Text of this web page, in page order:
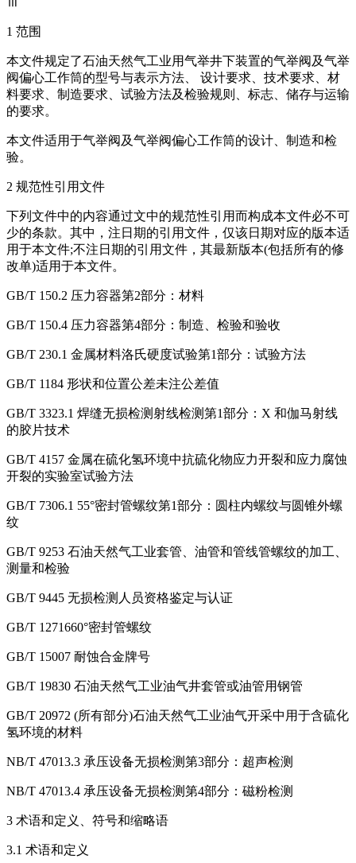
1 范围
本文件规定了石油天然气工业用气举井下装置的气举阀及气举
阀偏心工作筒的型号与表示方法、 设计要求、技术要求、材
料要求、制造要求、试验方法及检验规则、标志、储存与运输
的要求。
本文件适用于气举阀及气举阀偏心工作筒的设计、制造和检
验。
2 规范性引用文件
下列文件中的内容通过文中的规范性引用而构成本文件必不可
少的条款。其中，注日期的引用文件，仅该日期对应的版本适
用于本文件;不注日期的引用文件，其最新版本(包括所有的修
改单)适用于本文件。
GB/T 150.2 压力容器第2部分：材料
GB/T 150.4 压力容器第4部分：制造、检验和验收
GB/T 230.1 金属材料洛氏硬度试验第1部分：试验方法
GB/T 1184 形状和位置公差未注公差值
GB/T 3323.1 焊缝无损检测射线检测第1部分：X 和伽马射线
的胶片技术
GB/T 4157 金属在硫化氢环境中抗硫化物应力开裂和应力腐蚀
开裂的实验室试验方法
GB/T 7306.1 55°密封管螺纹第1部分：圆柱内螺纹与圆锥外螺
纹
GB/T 9253 石油天然气工业套管、油管和管线管螺纹的加工、
测量和检验
GB/T 9445 无损检测人员资格鉴定与认证
GB/T 1271660°密封管螺纹
GB/T 15007 耐蚀合金牌号
GB/T 19830 石油天然气工业油气井套管或油管用钢管
GB/T 20972 (所有部分)石油天然气工业油气开采中用于含硫化
氢环境的材料
NB/T 47013.3 承压设备无损检测第3部分：超声检测
NB/T 47013.4 承压设备无损检测第4部分：磁粉检测
3 术语和定义、符号和缩略语
3.1 术语和定义